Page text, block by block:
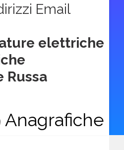
Email
elettriche
Russa
Anagrafiche